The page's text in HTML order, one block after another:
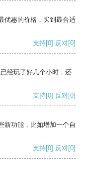
优惠的价格，买到最合适
支持[0] 反对[0]
经玩了好几个小时，还
支持[0] 反对[0]
新功能，比如增加一个自
支持[0] 反对[0]